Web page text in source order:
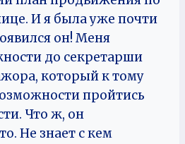
И я была уже почти
он! Меня
до секретарши
который к тому
пройтись
Что ж, он
Не знает с кем